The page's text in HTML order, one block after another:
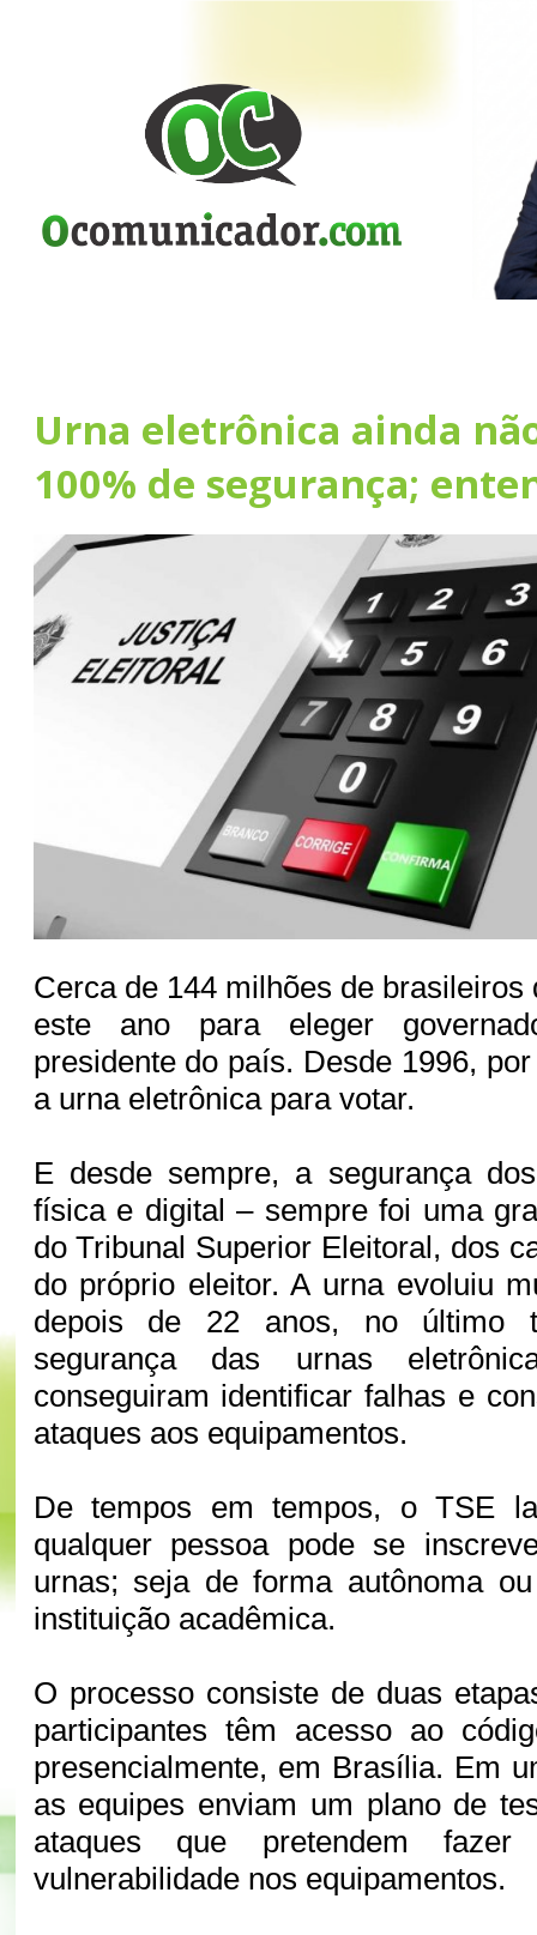
Urna eletrônica ainda
100% de segurança;
Cerca de 144 milhões de brasileiros
este ano para eleger
presidente do país. Desde 1996,
a urna eletrônica para votar.
E desde sempre, a segurança
física e digital – sempre foi uma
do Tribunal Superior Eleitoral, dos
do próprio eleitor. A urna evoluiu
depois de 22 anos, no último
segurança das urnas
conseguiram identificar falhas e
ataques aos equipamentos.
De tempos em tempos, o TSE
qualquer pessoa pode se
urnas; seja de forma autônoma
instituição acadêmica.
O processo consiste de duas
participantes têm acesso ao
presencialmente, em Brasília. Em
as equipes enviam um plano de
ataques que pretendem fazer
vulnerabilidade nos equipamentos.